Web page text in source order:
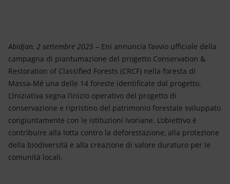
Scenari energetici
Abidjan, 2 settembre 2025 – Eni annuncia l’avvio ufficiale della
campagna di piantumazione del progetto Conservation &
Restoration of Classified Forests (CRCF) nella foresta di
Massa-Mé una delle 14 foreste identificate dal progetto.
L’iniziativa segna l’inizio operativo del progetto di
conservazione e ripristino del patrimonio forestale sviluppato
congiuntamente con le istituzioni ivoriane. L’obiettivo è
contribuire alla lotta contro la deforestazione, alla protezione
della biodiversità e alla creazione di valore duraturo per le
comunità locali.